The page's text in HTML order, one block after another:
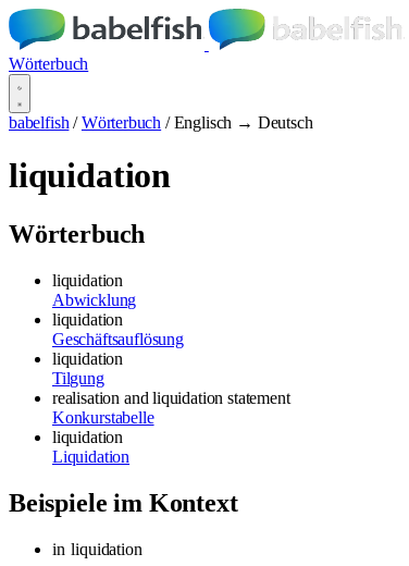
Wörterbuch
babelfish / Wörterbuch / Englisch → Deutsch
liquidation
Wörterbuch
liquidation
Abwicklung
liquidation
Geschäftsauflösung
liquidation
Tilgung
realisation and liquidation statement
Konkurstabelle
liquidation
Liquidation
Beispiele im Kontext
in liquidation